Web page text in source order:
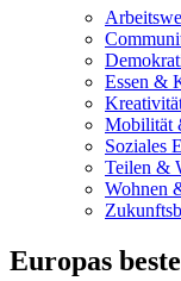
Essen &
Mobilität
Soziales
Teilen &
Wohnen
Europas